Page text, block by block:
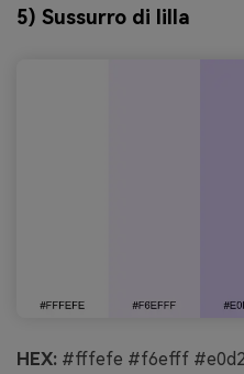
5) Sussurro di lilla
HEX: #fffefe #f6efff